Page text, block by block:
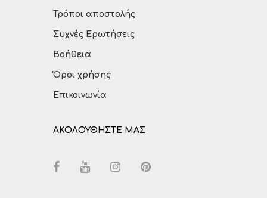
Τρόποι αποστολής
Συχνές Ερωτήσεις
Βοήθεια
Όροι χρήσης
Επικοινωνία
ΑΚΟΛΟΥΘΗΣΤΕ ΜΑΣ